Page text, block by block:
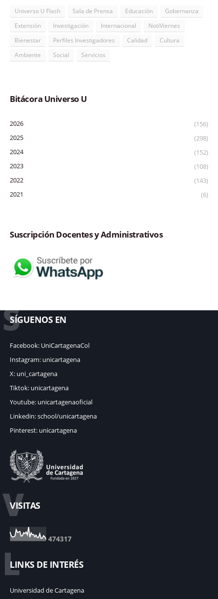
Universo U Flash Sala de Prensa Educación
Gobernanza
Extensión
Investigación Internacional
NotiViernes
Bienestar
Perfiles Investigadores Calidad
Cultura
Ambiente
Social Servicios
Bitácora Universo U
2026
(156)
2025
(298)
2024
(152)
2023
(108)
2022
(143)
2021
(6)
Suscripción Docentes y Administrativos
S
SÍGUENOS EN
Facebook: UniCartagenaCol
Instagram: unicartagena
X: uni_cartagena
Tiktok: unicartagena
Youtube: unicartagenaoficial
Linkedin: school/unicartagena
Pinterest: unicartagena
V
VISITAS
474317
L
LINKS DE INTERÉS
Universidad de Cartagena